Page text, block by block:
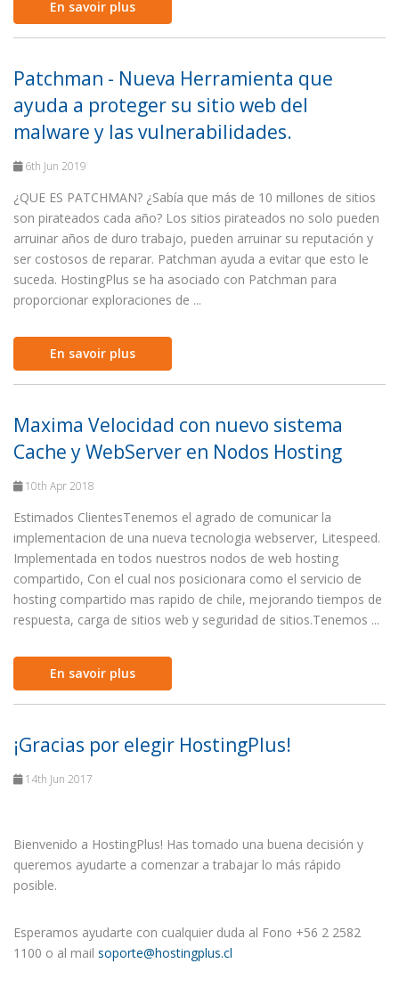
En savoir plus
Patchman - Nueva Herramienta que
ayuda a proteger su sitio web del
malware y las vulnerabilidades.
6th Jun 2019
¿QUE ES PATCHMAN? ¿Sabía que más de 10 millones de sitios
son pirateados cada año? Los sitios pirateados no solo pueden
arruinar años de duro trabajo, pueden arruinar su reputación y
ser costosos de reparar. Patchman ayuda a evitar que esto le
suceda. HostingPlus se ha asociado con Patchman para
proporcionar exploraciones de ...
En savoir plus
Maxima Velocidad con nuevo sistema
Cache y WebServer en Nodos Hosting
10th Apr 2018
Estimados ClientesTenemos el agrado de comunicar la
implementacion de una nueva tecnologia webserver, Litespeed.
Implementada en todos nuestros nodos de web hosting
compartido, Con el cual nos posicionara como el servicio de
hosting compartido mas rapido de chile, mejorando tiempos de
respuesta, carga de sitios web y seguridad de sitios.Tenemos ...
En savoir plus
¡Gracias por elegir HostingPlus!
14th Jun 2017
Bienvenido a HostingPlus! Has tomado una buena decisión y
queremos ayudarte a comenzar a trabajar lo más rápido
posible.
Esperamos ayudarte con cualquier duda al Fono +56 2 2582
1100 o al mail soporte@hostingplus.cl